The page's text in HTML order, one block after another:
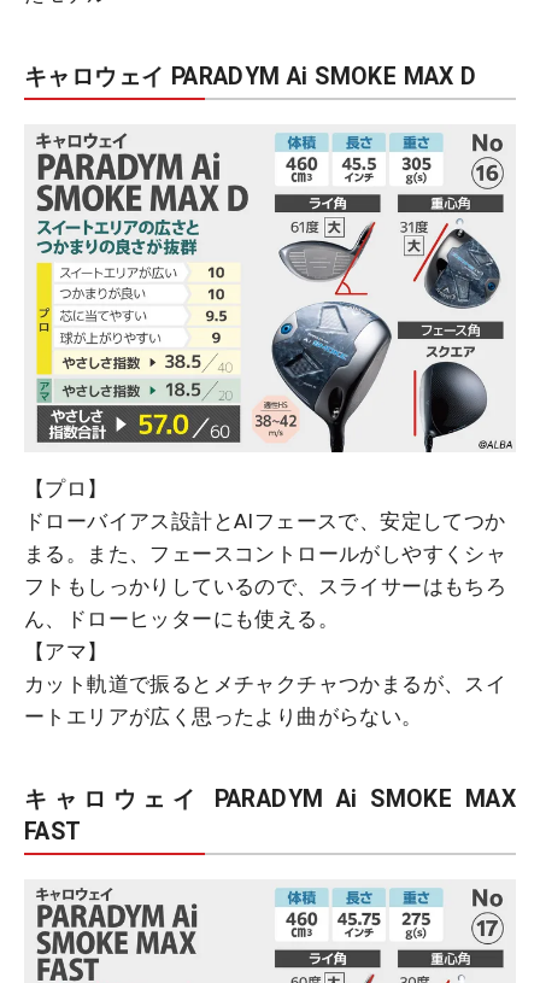
キャロウェイ PARADYM Ai SMOKE MAX D
【プロ】
ドローバイアス設計とAIフェースで、安定してつか
まる。また、フェースコントロールがしやすくシャ
フトもしっかりしているので、スライサーはもちろ
ん、ドローヒッターにも使える。
【アマ】
カット軌道で振るとメチャクチャつかまるが、スイ
ートエリアが広く思ったより曲がらない。
キャロウェイ PARADYM Ai SMOKE MAX
FAST